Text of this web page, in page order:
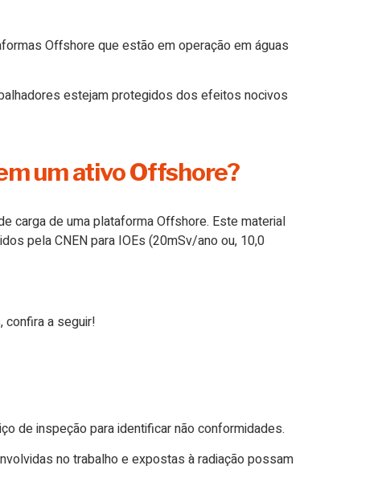
Offshore que estão em operação em águas
estejam protegidos dos efeitos nocivos
um ativo Offshore?
carga de uma plataforma Offshore. Este material
pela CNEN para IOEs (20mSv/ano ou, 10,0
confira a seguir!
de inspeção para identificar não conformidades.
no trabalho e expostas à radiação possam